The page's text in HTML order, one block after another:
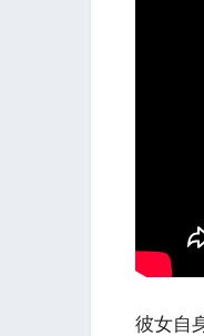
彼女自